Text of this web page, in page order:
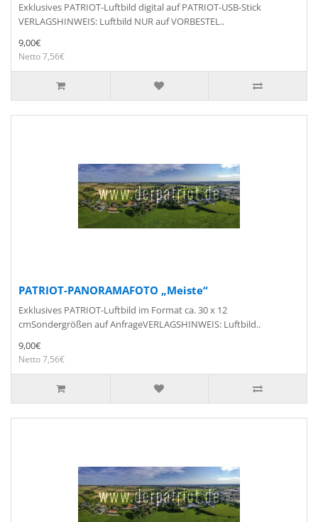
Exklusives PATRIOT-Luftbild digital auf PATRIOT-USB-Stick
VERLAGSHINWEIS: Luftbild NUR auf VORBESTEL..
9,00€
Netto 7,56€
PATRIOT-PANORAMAFOTO „Meiste“
Exklusives PATRIOT-Luftbild im Format ca. 30 x 12
cmSondergrößen auf AnfrageVERLAGSHINWEIS: Luftbild..
9,00€
Netto 7,56€